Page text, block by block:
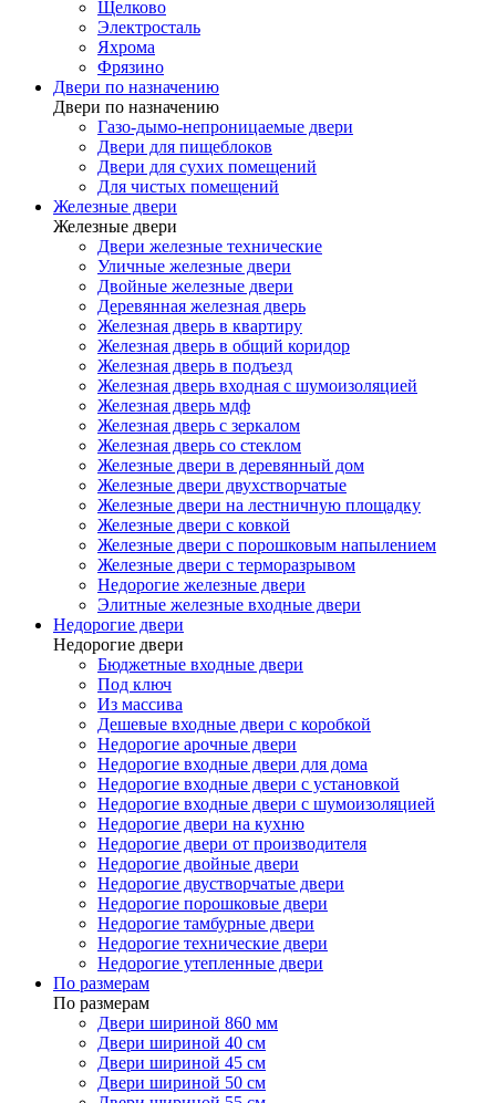
Щелково
Электросталь
Яхрома
Фрязино
Двери по назначению
Двери по назначению
Газо-дымо-непроницаемые двери
Двери для пищеблоков
Двери для сухих помещений
Для чистых помещений
Железные двери
Железные двери
Двери железные технические
Уличные железные двери
Двойные железные двери
Деревянная железная дверь
Железная дверь в квартиру
Железная дверь в общий коридор
Железная дверь в подъезд
Железная дверь входная с шумоизоляцией
Железная дверь мдф
Железная дверь с зеркалом
Железная дверь со стеклом
Железные двери в деревянный дом
Железные двери двухстворчатые
Железные двери на лестничную площадку
Железные двери с ковкой
Железные двери с порошковым напылением
Железные двери с терморазрывом
Недорогие железные двери
Элитные железные входные двери
Недорогие двери
Недорогие двери
Бюджетные входные двери
Под ключ
Из массива
Дешевые входные двери с коробкой
Недорогие арочные двери
Недорогие входные двери для дома
Недорогие входные двери с установкой
Недорогие входные двери с шумоизоляцией
Недорогие двери на кухню
Недорогие двери от производителя
Недорогие двойные двери
Недорогие двустворчатые двери
Недорогие порошковые двери
Недорогие тамбурные двери
Недорогие технические двери
Недорогие утепленные двери
По размерам
По размерам
Двери шириной 860 мм
Двери шириной 40 см
Двери шириной 45 см
Двери шириной 50 см